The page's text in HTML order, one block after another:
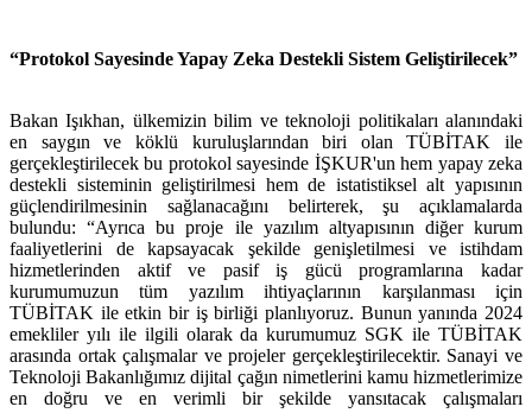
“Protokol Sayesinde Yapay Zeka Destekli Sistem Geliştirilecek”
Bakan Işıkhan, ülkemizin bilim ve teknoloji politikaları alanındaki
en saygın ve köklü kuruluşlarından biri olan TÜBİTAK ile
gerçekleştirilecek bu protokol sayesinde İŞKUR'un hem yapay zeka
destekli sisteminin geliştirilmesi hem de istatistiksel alt yapısının
güçlendirilmesinin sağlanacağını belirterek, şu açıklamalarda
bulundu: “Ayrıca bu proje ile yazılım altyapısının diğer kurum
faaliyetlerini de kapsayacak şekilde genişletilmesi ve istihdam
hizmetlerinden aktif ve pasif iş gücü programlarına kadar
kurumumuzun tüm yazılım ihtiyaçlarının karşılanması için
TÜBİTAK ile etkin bir iş birliği planlıyoruz. Bunun yanında 2024
emekliler yılı ile ilgili olarak da kurumumuz SGK ile TÜBİTAK
arasında ortak çalışmalar ve projeler gerçekleştirilecektir. Sanayi ve
Teknoloji Bakanlığımız dijital çağın nimetlerini kamu hizmetlerimize
en doğru ve en verimli bir şekilde yansıtacak çalışmaları